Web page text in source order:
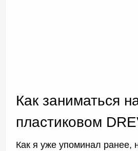
Как заниматься
пластиковом
Как я уже упоминал ранее,